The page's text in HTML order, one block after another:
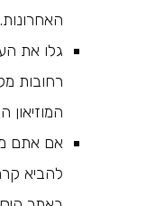
האחרונות.
גלו את
רחובות
אם אתם
להביא